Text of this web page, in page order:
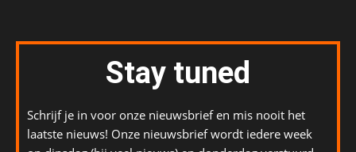
Stay tuned
Schrijf je in voor onze nieuwsbrief en mis nooit het
laatste nieuws! Onze nieuwsbrief wordt iedere week